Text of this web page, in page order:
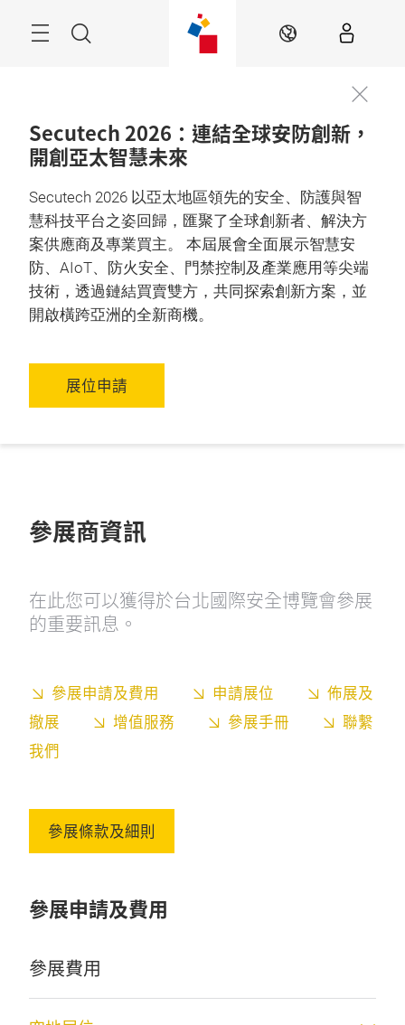
目
ZH
Secutech 2026：連結全球安防創新，
開創亞太智慧未來
Secutech 2026 以亞太地區領先的安全、防護與智
慧科技平台之姿回歸，匯聚了全球創新者、解決方
案供應商及專業買主。 本屆展會全面展示智慧安
防、AIoT、防火安全、門禁控制及產業應用等尖端
技術，透過鏈結買賣雙方，共同探索創新方案，並
開啟橫跨亞洲的全新商機。
展位申請
參展商資訊
在此您可以獲得於台北國際安全博覽會參展
的重要訊息。
參展申請及費用 申請展位
佈展及
撤展
增值服務 參展手冊
聯繫
我們
參展條款及細則
參展申請及費用
參展費用